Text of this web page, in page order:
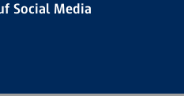
Social Media